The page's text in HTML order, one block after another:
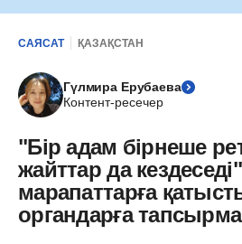
САЯСАТ ҚАЗАҚСТАН
Гүлмира Ерубаева
Контент-ресечер
"Бір адам бірнеше
жайттар да
марапаттарға
органдарға тапсырма